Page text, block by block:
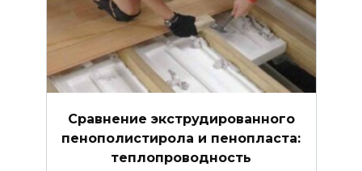
Сравнение экструдированного
пенополистирола и пенопласта:
теплопроводность